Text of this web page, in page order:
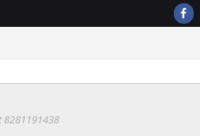
8281191438